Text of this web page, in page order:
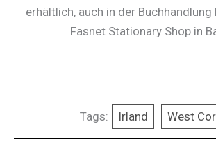
erhältlich, auch in der Buchhandlung
Fasnet Stationary Shop in
Tags: Irland West